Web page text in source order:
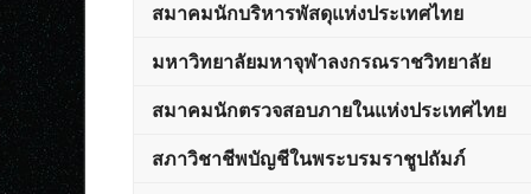
สมาคมนักบริหารพัสดุแห่งประเทศไทย
มหาวิทยาลัยมหาจุฬาลงกรณราชวิทยาลัย
สมาคมนักตรวจสอบภายในแห่งประเทศไทย
สภาวิชาชีพบัญชีในพระบรมราชูปถัมภ์